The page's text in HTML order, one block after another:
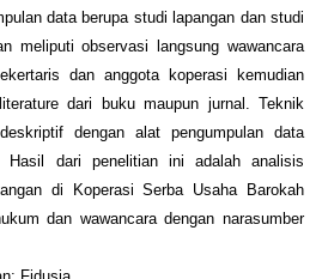
data berupa studi lapangan dan studi
meliputi observasi langsung wawancara
dan anggota koperasi kemudian
dari buku maupun jurnal. Teknik
dengan alat pengumpulan data
Hasil dari penelitian ini adalah analisis
di Koperasi Serba Usaha Barokah
dan wawancara dengan narasumber